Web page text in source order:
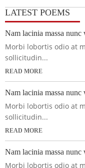
LATEST POEMS
Nam lacinia massa nunc
Morbi lobortis odio at
sollicitudin...
READ MORE
Nam lacinia massa nunc
Morbi lobortis odio at
sollicitudin...
READ MORE
Nam lacinia massa nunc
Morbi lobortis odio at